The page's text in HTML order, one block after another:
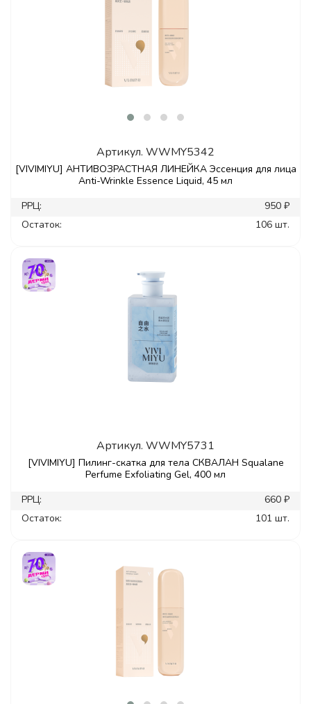
Артикул. WWMY5342
[VIVIMIYU] АНТИВОЗРАСТНАЯ ЛИНЕЙКА Эссенция для лица
Anti-Wrinkle Essence Liquid, 45 мл
РРЦ:
950 ₽
Остаток:
106 шт.
Артикул. WWMY5731
[VIVIMIYU] Пилинг-скатка для тела СКВАЛАН Squalane
Perfume Exfoliating Gel, 400 мл
РРЦ:
660 ₽
Остаток:
101 шт.